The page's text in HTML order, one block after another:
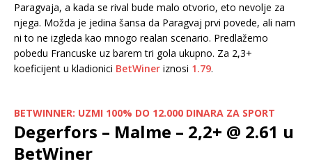
Paragvaja, a kada se rival bude malo otvorio, eto nevolje za
njega. Možda je jedina šansa da Paragvaj prvi povede, ali nam
ni to ne izgleda kao mnogo realan scenario. Predlažemo
pobedu Francuske uz barem tri gola ukupno. Za 2,3+
koeficijent u kladionici BetWiner iznosi 1.79.
BETWINNER: UZMI 100% DO 12.000 DINARA ZA SPORT
Degerfors – Malme – 2,2+ @ 2.61 u
BetWiner